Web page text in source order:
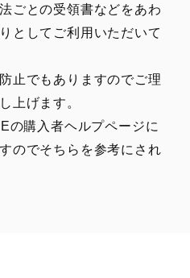
ごとの受領書などをあわ
としてご利用いただいて
止でもありますのでご理
上げます。
の購入者ヘルプページに
のでそちらを参考にされ